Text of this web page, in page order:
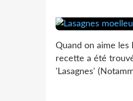
Quand on aime les
recette a été
'Lasagnes'